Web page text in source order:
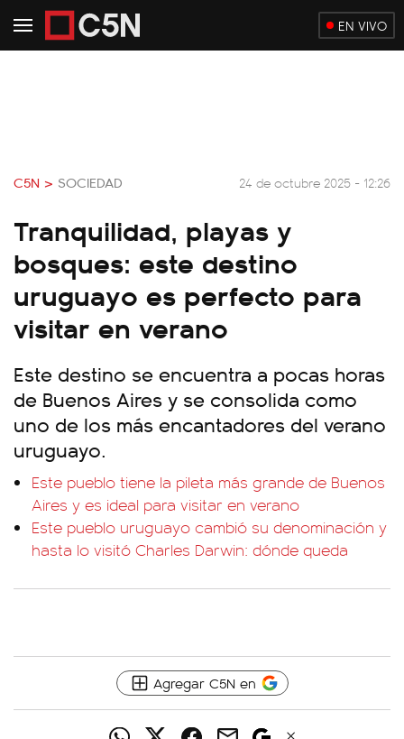
EN VIVO
C5N > SOCIEDAD 24 de octubre 2025 - 12:26
Tranquilidad, playas y
bosques: este destino
uruguayo es perfecto para
visitar en verano
Este destino se encuentra a pocas horas
de Buenos Aires y se consolida como
uno de los más encantadores del verano
uruguayo.
Este pueblo tiene la pileta más grande de Buenos
Aires y es ideal para visitar en verano
Este pueblo uruguayo cambió su denominación y
hasta lo visitó Charles Darwin: dónde queda
Agregar C5N en